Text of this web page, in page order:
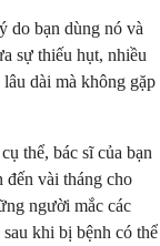
do bạn dùng nó và
sự thiếu hụt, nhiều
dài mà không gặp
thể, bác sĩ của bạn
đến vài tháng cho
người mắc các
khi bị bệnh có thể